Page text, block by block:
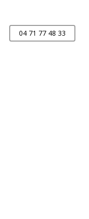
04 71 77 48 33